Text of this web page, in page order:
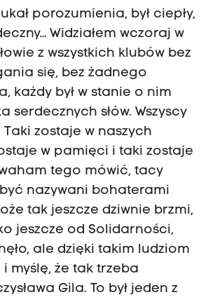
porozumienia, był ciepły,
Widziałem wczoraj w
z wszystkich klubów bez
się, bez żadnego
każdy był w stanie o nim
serdecznych słów. Wszyscy
zostaje w naszych
w pamięci i taki zostaje
tego mówić, tacy
nazywani bohaterami
tak jeszcze dziwnie brzmi,
jeszcze od Solidarności,
ale dzięki takim ludziom
myślę, że tak trzeba
Gila. To był jeden z